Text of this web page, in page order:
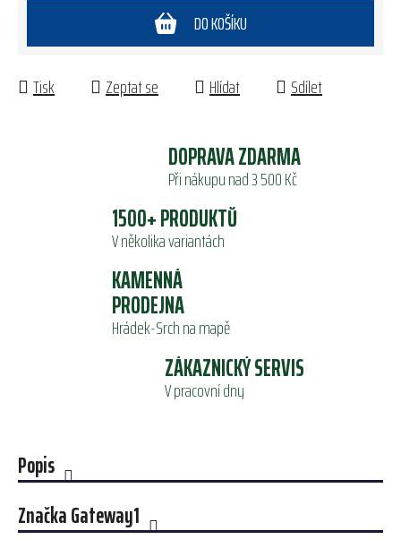
DO KOŠÍKU
Tisk Zeptat se Hlídat Sdílet
DOPRAVA ZDARMA
Při nákupu nad 3 500 Kč
1500+ PRODUKTŮ
V několika variantách
KAMENNÁ
PRODEJNA
Hrádek-Srch na mapě
ZÁKAZNICKÝ SERVIS
V pracovní dny
Popis
ZnačkaGateway1